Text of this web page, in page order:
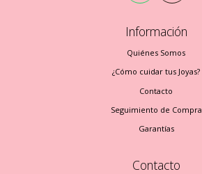
Información
Quiénes Somos
¿Cómo cuidar tus Joyas?
Contacto
Seguimiento de Compra
Garantías
Contacto